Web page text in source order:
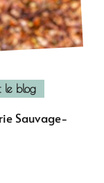
le blog
Sauvage-